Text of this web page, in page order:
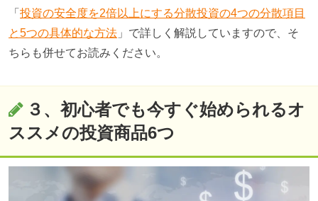
「 投資の安全度を2倍以上にする分散投資の4つの分散項目
と5つの具体的な方法 」で詳しく解説していますので、そ
ちらも併せてお読みください。
３、初心者でも今すぐ始められるオ
ススメの投資商品6つ